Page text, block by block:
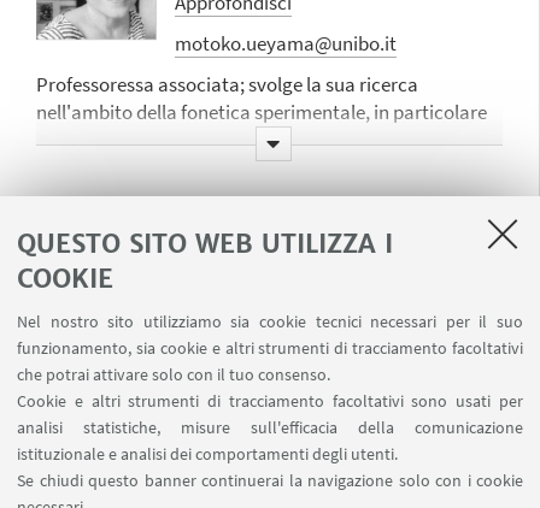
QUESTO SITO WEB UTILIZZA I
COOKIE
Nel nostro sito utilizziamo sia cookie tecnici necessari per il suo
funzionamento, sia cookie e altri strumenti di tracciamento facoltativi
che potrai attivare solo con il tuo consenso.
Cookie e altri strumenti di tracciamento facoltativi sono usati per
analisi statistiche, misure sull'efficacia della comunicazione
istituzionale e analisi dei comportamenti degli utenti.
Se chiudi questo banner continuerai la navigazione solo con i cookie
motoko.ueyama@unibo.it
Professoressa associata; svolge la sua ricerca
nell'ambito della fonetica sperimentale, in particolare
sugli aspetti ritmico-prosodici, e dell’apprendimento
della seconda lingua, in particolare sul giapponese L2.
Tutor, DIT
maria.zalambani@unibo.it
Professoressa Alma Mater; svolge le sue ricerche
nell'ambito della letteratura russa e dei suoi intrecci
con la psicanalisi